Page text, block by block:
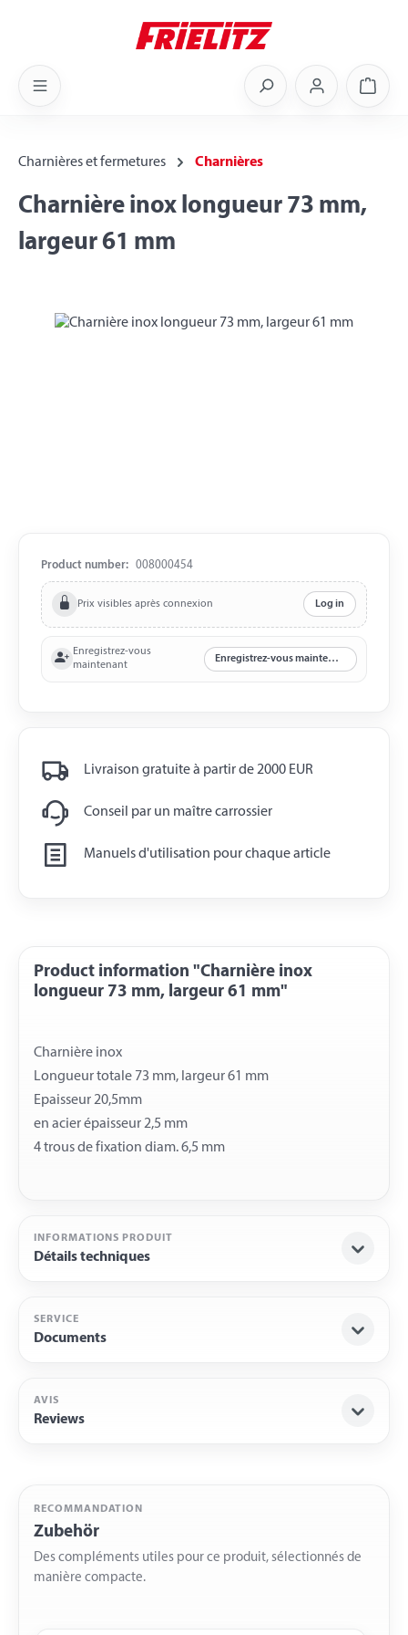
Charnières et fermetures Charnières
Charnière inox longueur 73 mm,
largeur 61 mm
Skip image gallery
Product number: 008000454
Prix visibles après connexion Log in
Enregistrez-vous
maintenant
Enregistrez-vous maintenant
Livraison gratuite à partir de 2000 EUR
Conseil par un maître carrossier
Manuels d'utilisation pour chaque article
Product information "Charnière inox
longueur 73 mm, largeur 61 mm"
Charnière inox
Longueur totale 73 mm, largeur 61 mm
Epaisseur 20,5mm
en acier épaisseur 2,5 mm
INFORMATIONS PRODUIT
Détails techniques
SERVICE
Documents
AVIS
Reviews
RECOMMANDATION
Zubehör
Des compléments utiles pour ce produit, sélectionnés de
manière compacte.